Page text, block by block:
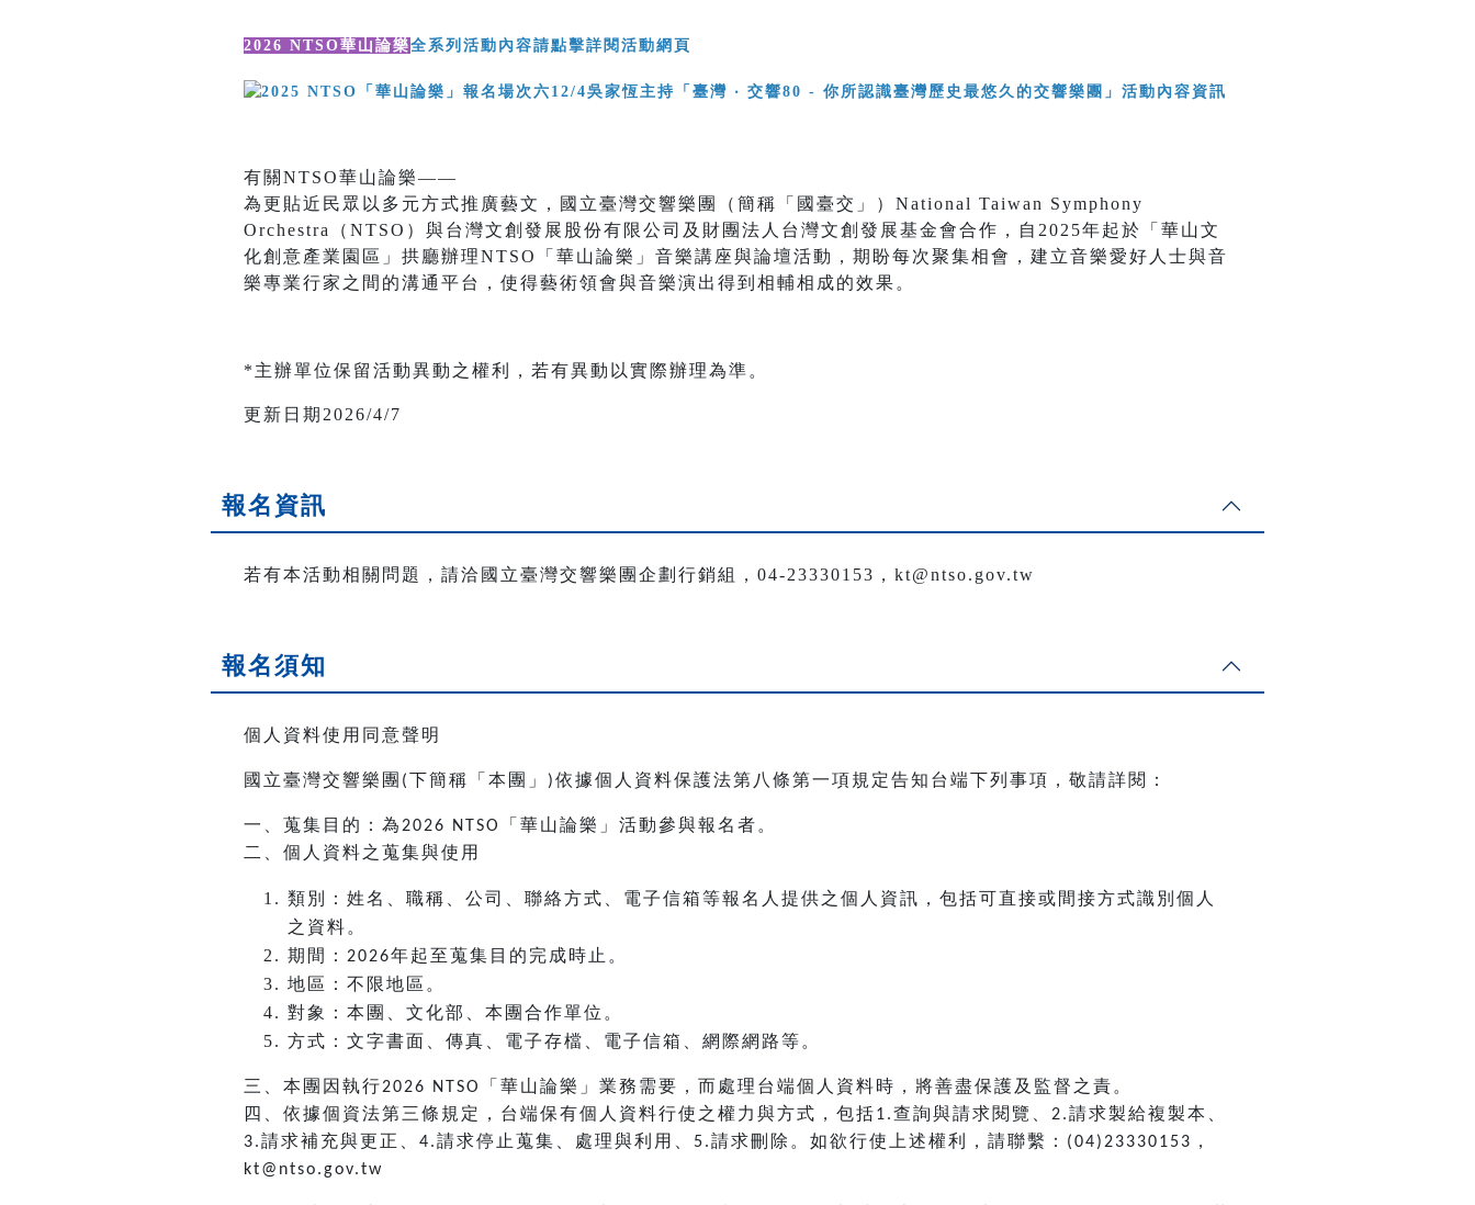
2026 NTSO華山論樂全系列活動內容請點擊詳閱活動網頁
有關NTSO華山論樂——
為更貼近民眾以多元方式推廣藝文，國立臺灣交響樂團（簡稱「國臺交」）National Taiwan Symphony
Orchestra（NTSO）與台灣文創發展股份有限公司及財團法人台灣文創發展基金會合作，自2025年起於「華山文
化創意產業園區」拱廳辦理NTSO「華山論樂」音樂講座與論壇活動，期盼每次聚集相會，建立音樂愛好人士與音
樂專業行家之間的溝通平台，使得藝術領會與音樂演出得到相輔相成的效果。
*主辦單位保留活動異動之權利，若有異動以實際辦理為準。
更新日期2026/4/7
報名資訊
若有本活動相關問題，請洽國立臺灣交響樂團企劃行銷組，04-23330153，kt@ntso.gov.tw
報名須知
個人資料使用同意聲明
國立臺灣交響樂團 (下簡稱「本團」 )依據個人資料保護法第八條第一項規定告知台端下列事項，敬請詳閱：
一、蒐集目的：為2026 NTSO
「華山論樂」活動參與報名者。
二、個人資料之蒐集與使用
類別：姓名、職稱、公司、聯絡方式、電子信箱等報名人提供之個人資訊，包括可直接或間接方式識別個人
之資料。
期間： 2026年起至蒐集目的完成時止。
地區：不限地區。
對象：本團、文化部、本團合作單位。
方式：文字書面、傳真、電子存檔、電子信箱、網際網路等。
三、本團因執行2026 NTSO
「華山論樂」業務需要，而處理台端個人資料時，將善盡保護及監督之責。
四、依據個資法第三條規定，台端保有個人資料行使之權力與方式，包括1.查詢與請求閱覽、 2.請求製給複製本、
3.請求補充與更正、 4.請求停止蒐集、處理與利用、 5.請求刪除。如欲行使上述權利，請聯繫： (04)23330153 ，
kt@ntso.gov.tw